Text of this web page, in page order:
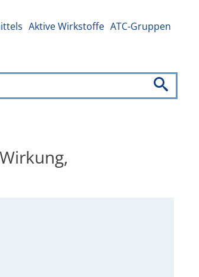
Aktive Wirkstoffe ATC-Gruppen